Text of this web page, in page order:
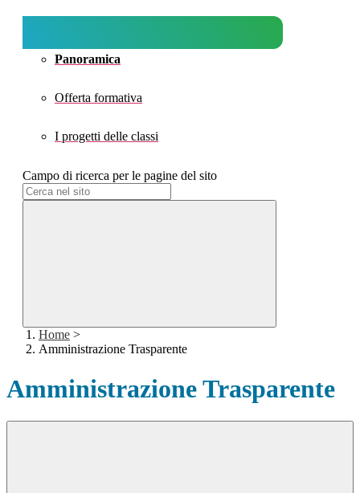
Panoramica
Offerta formativa
I progetti delle classi
Campo di ricerca per le pagine del sito
Home >
Amministrazione Trasparente
Amministrazione Trasparente